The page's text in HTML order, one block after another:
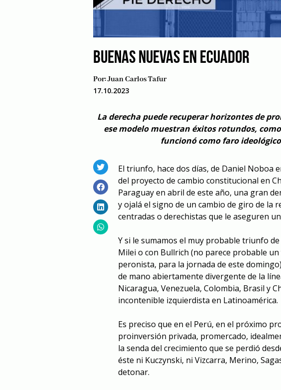
BUENAS NUEVAS EN ECUADOR
Por:Juan Carlos Tafur
17.10.2023
La derecha puede recuperar horizontes de
ese modelo muestran éxitos rotundos,
funcionó como faro
El triunfo, hace dos días, de Daniel Noboa
del proyecto de cambio constitucional en
Paraguay en abril de este año, una gran
y ojalá el signo de un cambio de giro de la
centradas o derechistas que le aseguren
Y si le sumamos el muy probable triunfo
Milei o con Bullrich (no parece probable
peronista, para la jornada de este
de mano abiertamente divergente de la
Nicaragua, Venezuela, Colombia, Brasil y
incontenible izquierdista en Latinoamérica.
Es preciso que en el Perú, en el próximo
proinversión privada, promercado,
la senda del crecimiento que se perdió
éste ni Kuczynski, ni Vizcarra, Merino,
detonar.